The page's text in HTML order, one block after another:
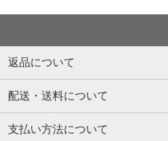
返品について
配送・送料について
支払い方法について